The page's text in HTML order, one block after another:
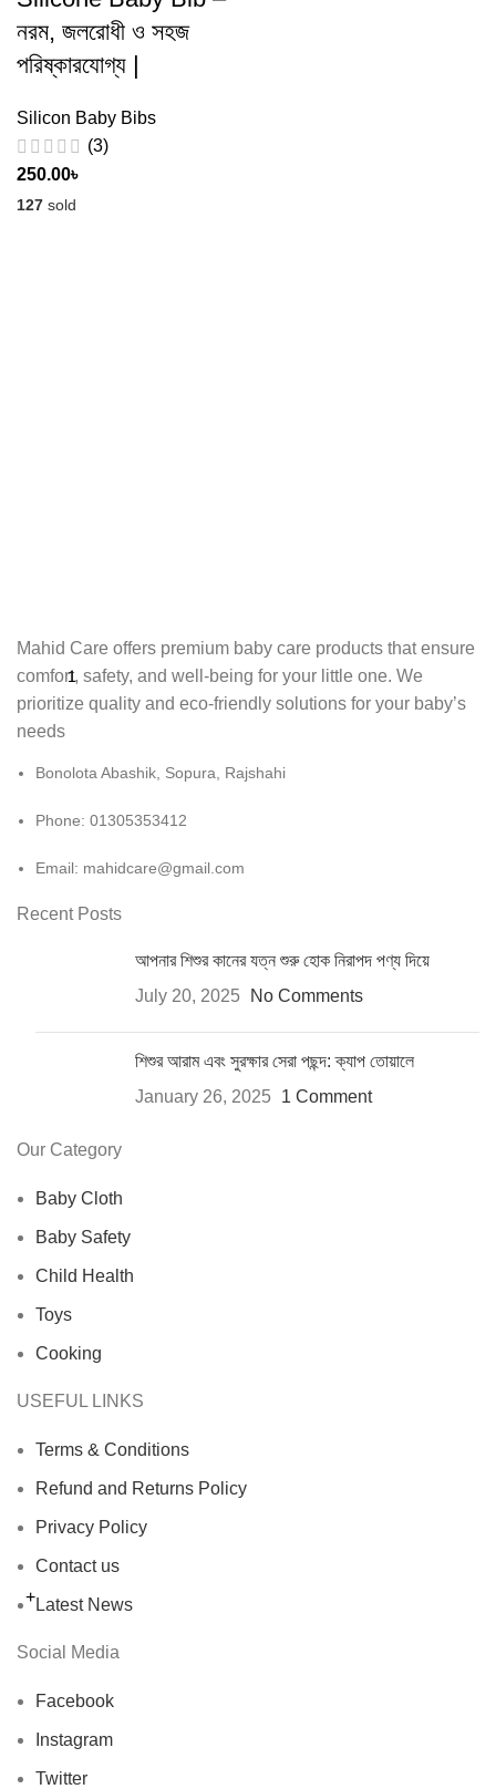
নরম, জলরোধী ও সহজ
পরিষ্কারযোগ্য |
Silicon Baby Bibs
(3)
250.00৳
127 sold
Mahid Care offers premium baby care products that ensure
comfort, safety, and well-being for your little one. We
prioritize quality and eco-friendly solutions for your baby’s
needs
Bonolota Abashik, Sopura, Rajshahi
Phone: 01305353412
Email: mahidcare@gmail.com
Recent Posts
আপনার শিশুর কানের যত্ন শুরু হোক নিরাপদ পণ্য দিয়ে
July 20, 2025
No Comments
শিশুর আরাম এবং সুরক্ষার সেরা পছন্দ: ক্যাপ তোয়ালে
January 26, 2025 1 Comment
Our Category
Baby Cloth
Baby Safety
Child Health
Toys
Cooking
USEFUL LINKS
Terms & Conditions
Refund and Returns Policy
Privacy Policy
Contact us
Latest News
Social Media
Facebook
Instagram
Twitter